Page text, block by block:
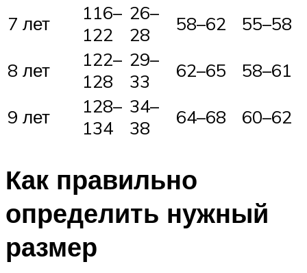
7 лет
116–
122
26–
28
58–62 55–58
8 лет
122–
128
29–
33
62–65 58–61
9 лет
128–
134
34–
38
64–68 60–62
Как правильно
определить нужный
размер